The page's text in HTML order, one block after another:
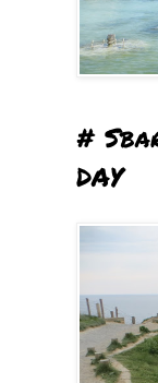
#
DAY